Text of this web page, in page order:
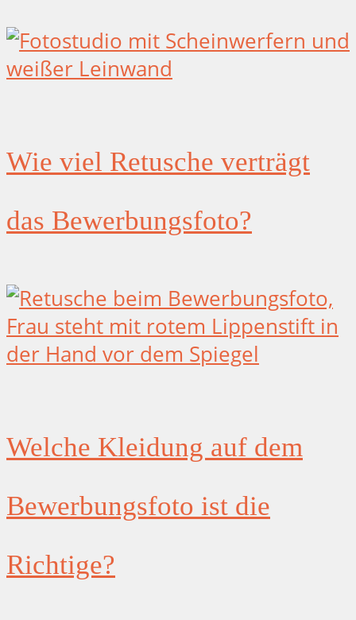
Wie viel Retusche verträgt
das Bewerbungsfoto?
Welche Kleidung auf dem
Bewerbungsfoto ist die
Richtige?